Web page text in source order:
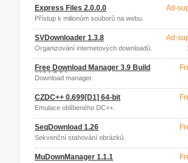
Express Files 2.0.0.0
Přístup k milionům souborů na webu.
Ad-
SVDownloader 1.3.8
Organizování internetových downloadů.
Ad-
Free Download Manager 3.9 Build
1194 RC1
Download manager.
CZDC++ 0.699[D1] 64-bit
Emulace oblíbeného DC++.
SeqDownload 1.26
Sekvenční stahování obrázků.
MuDownManager 1.1.1